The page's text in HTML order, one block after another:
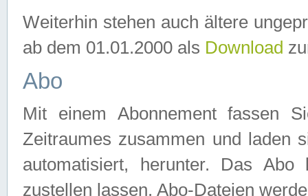
Weiterhin stehen auch ältere
ab dem 01.01.2000 als Download
Abo
Mit einem Abonnement fassen
Zeitraumes zusammen und laden
automatisiert, herunter. Das
zustellen lassen. Abo-Dateien